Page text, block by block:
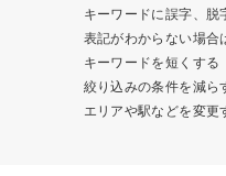
キーワードに誤字、脱
表記がわからない場合
キーワードを短くする
絞り込みの条件を減ら
エリアや駅などを変更